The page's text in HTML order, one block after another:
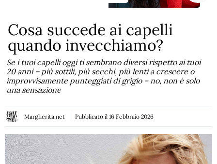
Cosa succede ai capelli
quando invecchiamo?
Se i tuoi capelli oggi ti sembrano diversi rispetto ai tuoi
20 anni – più sottili, più secchi, più lenti a crescere o
improvvisamente punteggiati di grigio – no, non è solo
una sensazione
Margherita.net Pubblicato il 16 Febbraio 2026